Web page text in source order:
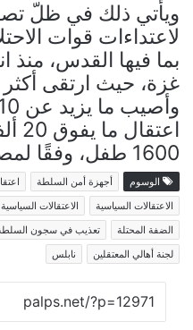
ويأتي ذلك في ظلّ
لاعتداءات قوات
بما فيها القدس، منذ
1600 طفل، وفقًا لمصادر فلسطينية.
الوسوم أجهزة أمن السلطة
الاعتقالات السياسية
الاعتقالات
الضفة المحتلة
تعذيب في سجون
لجنة أهالي المعتقلين
نابلس